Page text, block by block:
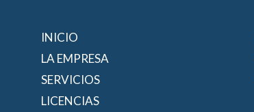
INICIO
LA EMPRESA
SERVICIOS
LICENCIAS